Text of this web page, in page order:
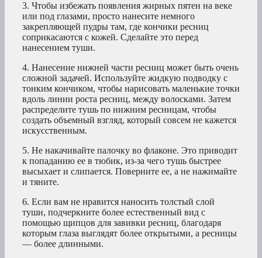
3. Чтобы избежать появления жирных пятен на веке
или под глазами, просто нанесите немного
закрепляющей пудры там, где кончики ресниц
соприкасаются с кожей. Сделайте это перед
нанесением туши.
4. Нанесение нижней части ресниц может быть очень
сложной задачей. Используйте жидкую подводку с
тонким кончиком, чтобы нарисовать маленькие точки
вдоль линии роста ресниц, между волосками. Затем
распределите тушь по нижним ресницам, чтобы
создать объемный взгляд, который совсем не кажется
искусственным.
5. Не накачивайте палочку во флаконе. Это приводит
к попаданию ее в тюбик, из-за чего тушь быстрее
высыхает и слипается. Поверните ее, а не нажимайте
и тяните.
6. Если вам не нравится наносить толстый слой
туши, подчеркните более естественный вид с
помощью щипцов для завивки ресниц, благодаря
которым глаза выглядят более открытыми, а ресницы
— более длинными.